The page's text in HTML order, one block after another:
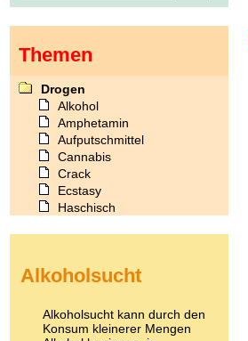
Themen
Drogen
Alkohol
Amphetamin
Aufputschmittel
Cannabis
Crack
Ecstasy
Haschisch
Kokain
LSD
Marihuana
Alkoholsucht
Alkoholsucht kann durch den
Konsum kleinerer Mengen